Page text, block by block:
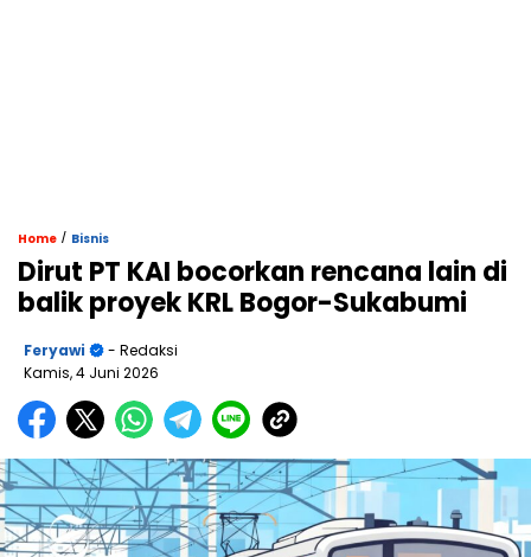
Home / Bisnis
Dirut PT KAI bocorkan rencana lain di
balik proyek KRL Bogor-Sukabumi
Feryawi
- Redaksi
Kamis, 4 Juni 2026